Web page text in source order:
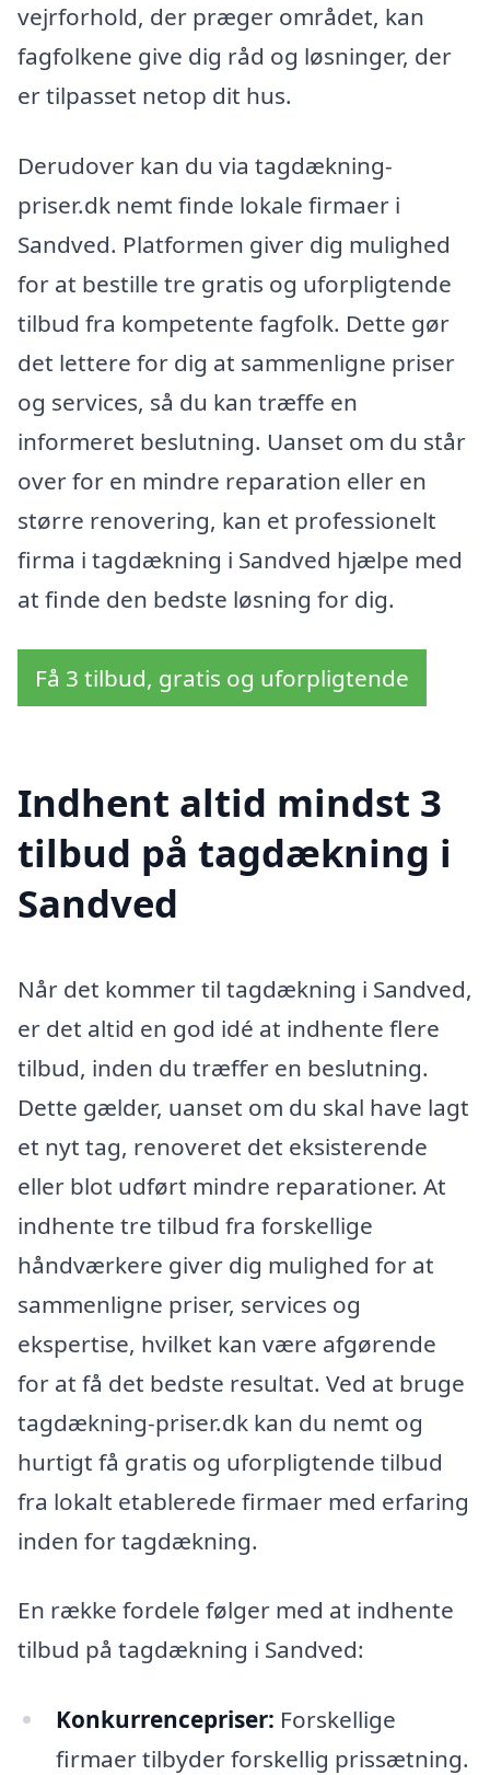
vejrforhold, der præger området, kan
fagfolkene give dig råd og løsninger, der
er tilpasset netop dit hus.
Derudover kan du via tagdækning-
priser.dk nemt finde lokale firmaer i
Sandved. Platformen giver dig mulighed
for at bestille tre gratis og uforpligtende
tilbud fra kompetente fagfolk. Dette gør
det lettere for dig at sammenligne priser
og services, så du kan træffe en
informeret beslutning. Uanset om du står
over for en mindre reparation eller en
større renovering, kan et professionelt
firma i tagdækning i Sandved hjælpe med
at finde den bedste løsning for dig.
Få 3 tilbud, gratis og uforpligtende
Indhent altid mindst 3
tilbud på tagdækning i
Sandved
Når det kommer til tagdækning i Sandved,
er det altid en god idé at indhente flere
tilbud, inden du træffer en beslutning.
Dette gælder, uanset om du skal have lagt
et nyt tag, renoveret det eksisterende
eller blot udført mindre reparationer. At
indhente tre tilbud fra forskellige
håndværkere giver dig mulighed for at
sammenligne priser, services og
ekspertise, hvilket kan være afgørende
for at få det bedste resultat. Ved at bruge
tagdækning-priser.dk kan du nemt og
hurtigt få gratis og uforpligtende tilbud
fra lokalt etablerede firmaer med erfaring
inden for tagdækning.
En række fordele følger med at indhente
tilbud på tagdækning i Sandved:
Konkurrencepriser: Forskellige
firmaer tilbyder forskellig prissætning.